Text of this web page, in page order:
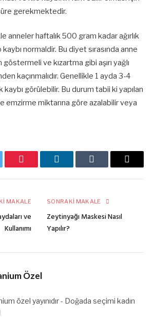
gerekmektedir.
anneler haftalık 500 gram kadar ağırlık
normaldir. Bu diyet sırasında anne
ve kızartma gibi aşırı yağlı
kaçınmalıdır. Genellikle 1 ayda 3-4
kaybı görülebilir. Bu durum tabii ki yapılan
emzirme miktarına göre azalabilir veya
Pinterest LinkedInTumblr
E-
MAKALE
ve
Kullanımı
SONRAKI MAKALE
Zeytinyağı Maskesi Nasıl
Yapılır?
Özel
özel yayınıdır - Doğada seçimi kadın